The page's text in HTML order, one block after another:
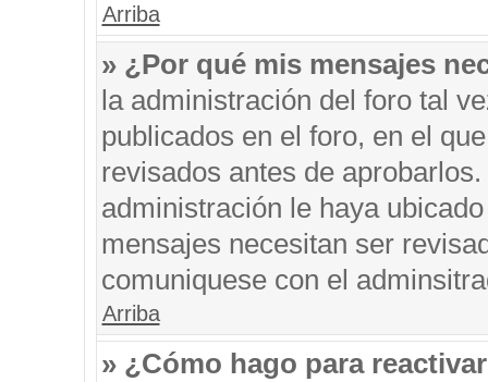
Arriba
» ¿Por qué mis mensajes
la administración del foro tal
publicados en el foro, en el
revisados antes de
administración le haya
mensajes necesitan ser
comuniquese con el
Arriba
» ¿Cómo hago para